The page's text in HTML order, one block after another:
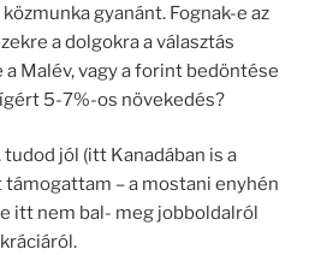
gyanánt. Fognak-e az
a dolgokra a választás
a Malév, vagy a forint bedöntése
5-7%-os növekedés?
jól (itt Kanadában is a
– a mostani enyhén
itt nem bal- meg jobboldalról